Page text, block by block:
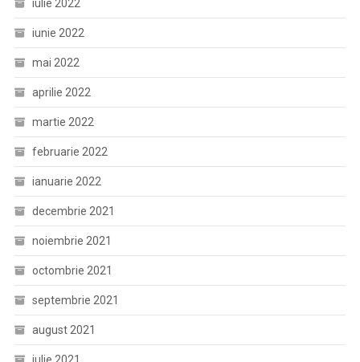
iulie 2022
iunie 2022
mai 2022
aprilie 2022
martie 2022
februarie 2022
ianuarie 2022
decembrie 2021
noiembrie 2021
octombrie 2021
septembrie 2021
august 2021